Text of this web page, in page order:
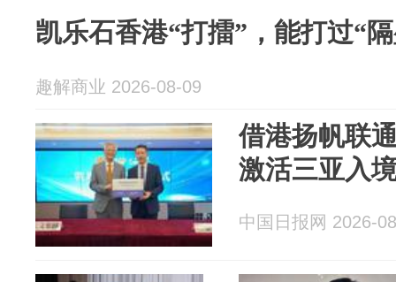
凯乐石香港“打擂”，能打过“
趣解商业 2026-08-09
借港扬帆联
激活三亚入
中国日报网 2026-